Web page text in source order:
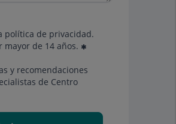
política de privacidad.
mayor de 14 años.
y recomendaciones
de Centro